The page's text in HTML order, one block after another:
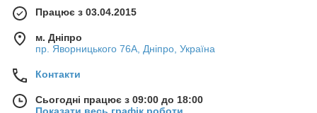
Працює з 03.04.2015
м. Дніпро
пр. Яворницького 76А, Дніпро, Україна
Контакти
Сьогодні працює з 09:00 до 18:00